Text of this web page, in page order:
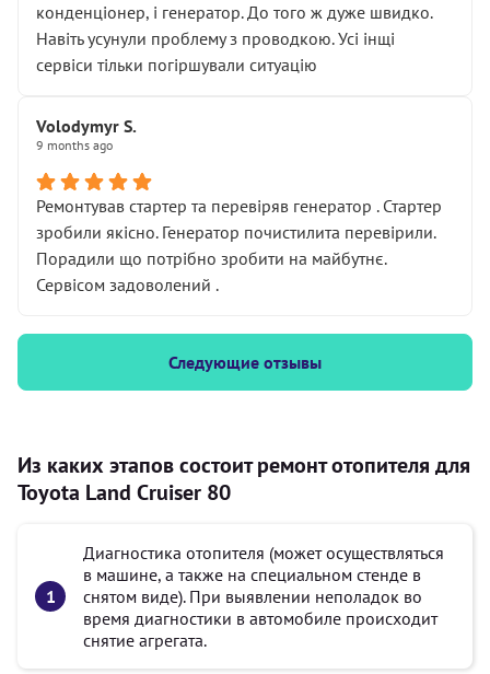
конденціонер, і генератор. До того ж дуже швидко.
Навіть усунули проблему з проводкою. Усі інщі
сервіси тільки погіршували ситуацію
Volodymyr S.
9 months ago
Ремонтував стартер та перевіряв генератор . Стартер
зробили якісно. Генератор почистилита перевірили.
Порадили що потрібно зробити на майбутнє.
Сервісом задоволений .
Следующие отзывы
Из каких этапов состоит ремонт отопителя для
Toyota Land Cruiser 80
Диагностика отопителя (может осуществляться
в машине, а также на специальном стенде в
снятом виде). При выявлении неполадок во
время диагностики в автомобиле происходит
снятие агрегата.